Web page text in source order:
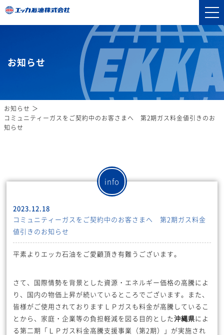
お知らせ
お知らせ
コミュニティーガスをご契約中のお客さまへ 第2期ガス料金値引きのお
知らせ
info
2023.12.18
コミュニティーガスをご契約中のお客さまへ 第2期ガス料金
値引きのお知らせ
平素よりエッカ石油をご愛顧頂き有難うございます。
さて、国際情勢を背景とした資源・エネルギー価格の高騰によ
り、国内の物価上昇が続いているところでございます。また、
皆様がご使用されておりますＬＰガスも料金が高騰しているこ
とから、家庭・企業等の負担軽減を図る目的とした沖縄県によ
る第二期「ＬＰガス料金高騰支援事業（第2期）」が実施され